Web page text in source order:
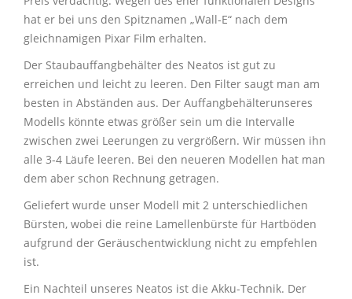
hat er bei uns den Spitznamen „Wall-E“ nach dem
gleichnamigen Pixar Film erhalten.
Der Staubauffangbehälter des Neatos ist gut zu
erreichen und leicht zu leeren. Den Filter saugt man am
besten in Abständen aus. Der Auffangbehälterunseres
Modells könnte etwas größer sein um die Intervalle
zwischen zwei Leerungen zu vergrößern. Wir müssen ihn
alle 3-4 Läufe leeren. Bei den neueren Modellen hat man
dem aber schon Rechnung getragen.
Geliefert wurde unser Modell mit 2 unterschiedlichen
Bürsten, wobei die reine Lamellenbürste für Hartböden
aufgrund der Geräuschentwicklung nicht zu empfehlen
ist.
Ein Nachteil unseres Neatos ist die Akku-Technik. Der